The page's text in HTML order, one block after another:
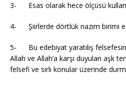
3- Esas olarak hece ölçüsü
4- Şiirlerde dörtlük nazım birimi
5- Bu edebiyat yaratılış
Allah ve Allah’a karşı duyulan aşk
felsefi ve sırlı konular üzerinde